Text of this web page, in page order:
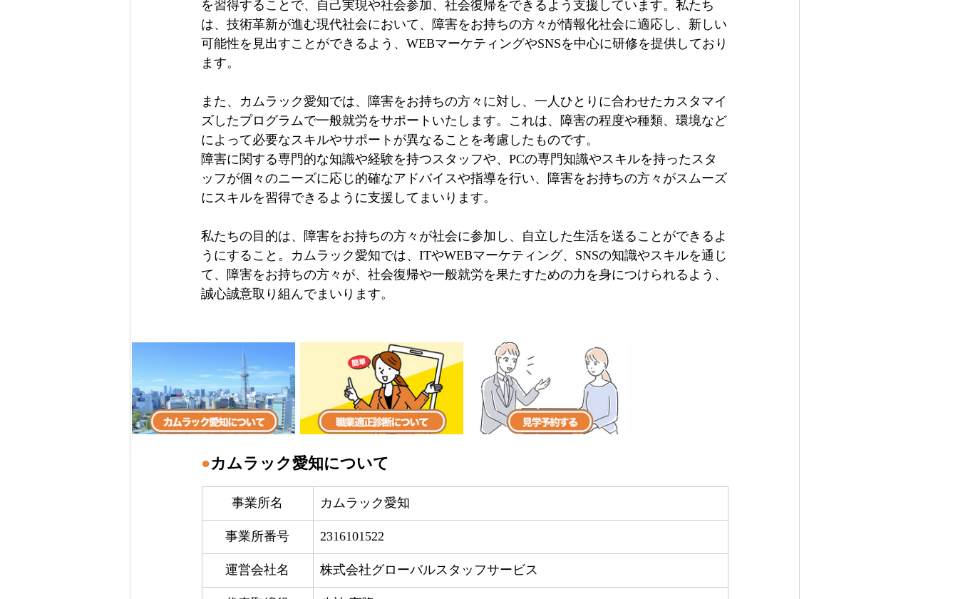
を習得することで、自己実現や社会参加、社会復帰をできるよう支援しています。私たち
は、技術革新が進む現代社会において、障害をお持ちの方々が情報化社会に適応し、新しい
可能性を見出すことができるよう、WEBマーケティングやSNSを中心に研修を提供しており
ます。
また、カムラック愛知では、障害をお持ちの方々に対し、一人ひとりに合わせたカスタマイ
ズしたプログラムで一般就労をサポートいたします。これは、障害の程度や種類、環境など
によって必要なスキルやサポートが異なることを考慮したものです。
障害に関する専門的な知識や経験を持つスタッフや、PCの専門知識やスキルを持ったスタ
ッフが個々のニーズに応じ的確なアドバイスや指導を行い、障害をお持ちの方々がスムーズ
にスキルを習得できるように支援してまいります。
私たちの目的は、障害をお持ちの方々が社会に参加し、自立した生活を送ることができるよ
うにすること。カムラック愛知では、ITやWEBマーケティング、SNSの知識やスキルを通じ
て、障害をお持ちの方々が、社会復帰や一般就労を果たすための力を身につけられるよう、
誠心誠意取り組んでまいります。
●カムラック愛知について
事業所名 カムラック愛知
事業所番号 2316101522
運営会社名 株式会社グローバルスタッフサービス